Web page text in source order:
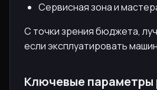
Сервисная зона и
С точки зрения бюджета,
если эксплуатировать
Ключевые параметры